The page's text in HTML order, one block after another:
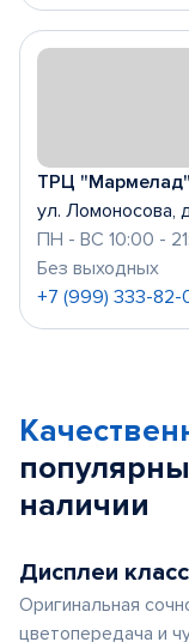
ТРЦ "Мармелад"
ул. Ломоносова,
ПН - ВС 10:00 -
Без выходных
+7 (999) 333-82-
наличии
Дисплеи
Оригинальная
цветопередача и